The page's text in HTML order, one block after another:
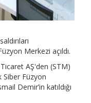
Merkezi açıldı.
AŞ'den (STM)
Siber Füzyon
Demir’in katıldığı